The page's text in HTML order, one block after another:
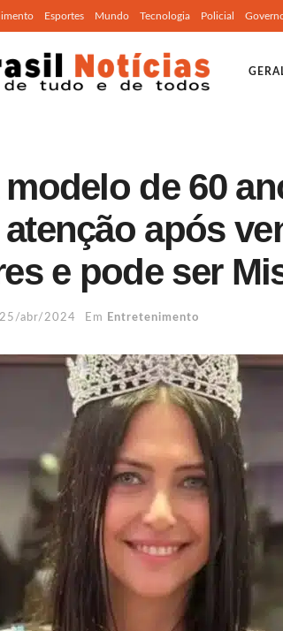
Esportes Mundo Tecnologia Policial
de 60
após
e pode ser
25/abr/2024 Em Entretenimento